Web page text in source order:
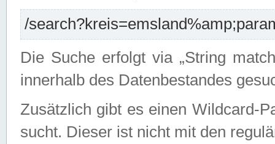
/
Die Suche erfolgt via „String
innerhalb des Datenbestandes
Zusätzlich gibt es einen Wildcard-
sucht. Dieser ist nicht mit den